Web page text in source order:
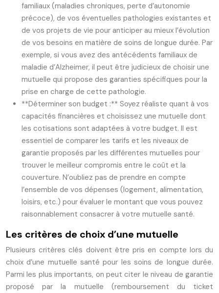
familiaux (maladies chroniques, perte d’autonomie
précoce), de vos éventuelles pathologies existantes et
de vos projets de vie pour anticiper au mieux l’évolution
de vos besoins en matière de soins de longue durée. Par
exemple, si vous avez des antécédents familiaux de
maladie d’Alzheimer, il peut être judicieux de choisir une
mutuelle qui propose des garanties spécifiques pour la
prise en charge de cette pathologie.
**Déterminer son budget :** Soyez réaliste quant à vos
capacités financières et choisissez une mutuelle dont
les cotisations sont adaptées à votre budget. Il est
essentiel de comparer les tarifs et les niveaux de
garantie proposés par les différentes mutuelles pour
trouver le meilleur compromis entre le coût et la
couverture. N’oubliez pas de prendre en compte
l’ensemble de vos dépenses (logement, alimentation,
loisirs, etc.) pour évaluer le montant que vous pouvez
raisonnablement consacrer à votre mutuelle santé.
Les critères de choix d’une mutuelle
Plusieurs critères clés doivent être pris en compte lors du
choix d’une mutuelle santé pour les soins de longue durée.
Parmi les plus importants, on peut citer le niveau de garantie
proposé par la mutuelle (remboursement du ticket